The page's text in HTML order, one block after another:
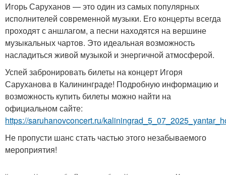
Игорь Саруханов — это один из самых популярных
исполнителей современной музыки. Его концерты всегда
проходят с аншлагом, а песни находятся на вершине
музыкальных чартов. Это идеальная возможность
насладиться живой музыкой и энергичной атмосферой.
Успей забронировать билеты на концерт Игоря
Саруханова в Калининграде! Подробную информацию и
возможность купить билеты можно найти на
официальном сайте:
https://saruhanovconcert.ru/
Не пропусти шанс стать частью этого незабываемого
мероприятия!